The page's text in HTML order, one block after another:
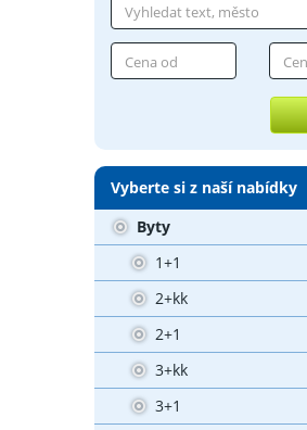
Vyberte si z naší nabídky
Byty
1+1
2+kk
2+1
3+kk
3+1